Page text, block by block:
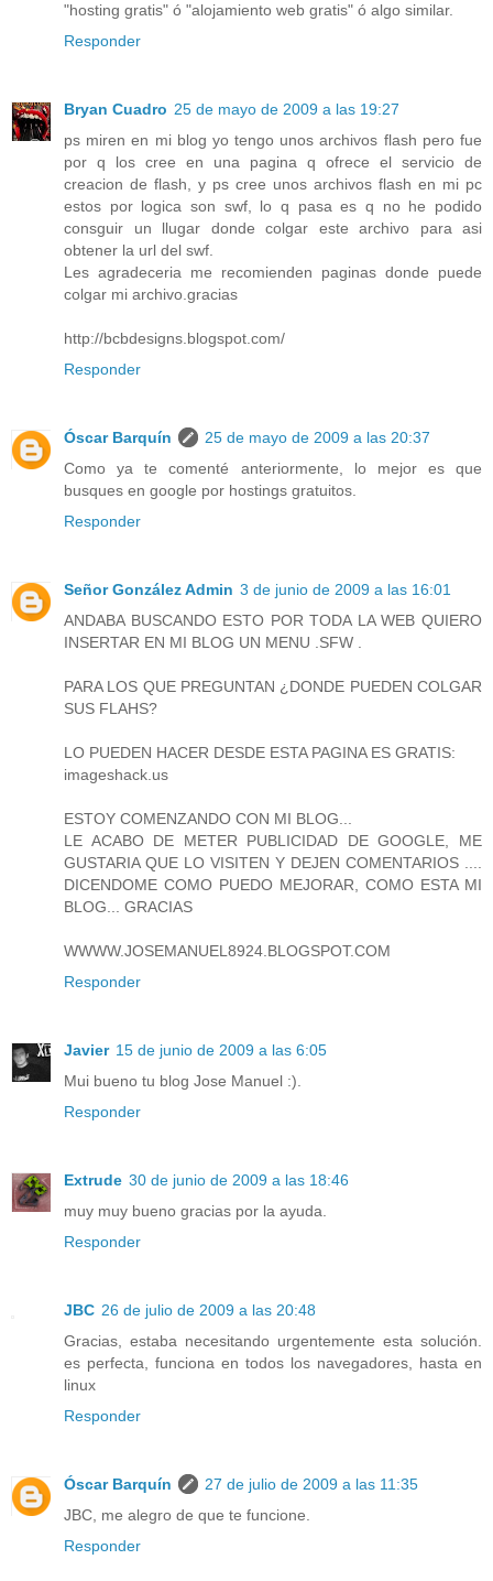
"hosting gratis" ó "alojamiento web gratis" ó algo similar.
Responder
Bryan Cuadro 25 de mayo de 2009 a las 19:27
ps miren en mi blog yo tengo unos archivos flash pero fue
por q los cree en una pagina q ofrece el servicio de
creacion de flash, y ps cree unos archivos flash en mi pc
estos por logica son swf, lo q pasa es q no he podido
consguir un llugar donde colgar este archivo para asi
obtener la url del swf.
Les agradeceria me recomienden paginas donde puede
colgar mi archivo.gracias
http://bcbdesigns.blogspot.com/
Responder
Óscar Barquín
25 de mayo de 2009 a las 20:37
Como ya te comenté anteriormente, lo mejor es que
busques en google por hostings gratuitos.
Responder
Señor González Admin 3 de junio de 2009 a las 16:01
ANDABA BUSCANDO ESTO POR TODA LA WEB QUIERO
INSERTAR EN MI BLOG UN MENU .SFW .
PARA LOS QUE PREGUNTAN ¿DONDE PUEDEN COLGAR
SUS FLAHS?
LO PUEDEN HACER DESDE ESTA PAGINA ES GRATIS:
imageshack.us
ESTOY COMENZANDO CON MI BLOG...
LE ACABO DE METER PUBLICIDAD DE GOOGLE, ME
GUSTARIA QUE LO VISITEN Y DEJEN COMENTARIOS ....
DICENDOME COMO PUEDO MEJORAR, COMO ESTA MI
BLOG... GRACIAS
WWWW.JOSEMANUEL8924.BLOGSPOT.COM
Responder
Javier 15 de junio de 2009 a las 6:05
Mui bueno tu blog Jose Manuel :).
Responder
Extrude 30 de junio de 2009 a las 18:46
muy muy bueno gracias por la ayuda.
Responder
JBC 26 de julio de 2009 a las 20:48
Gracias, estaba necesitando urgentemente esta solución.
es perfecta, funciona en todos los navegadores, hasta en
linux
Responder
Óscar Barquín
27 de julio de 2009 a las 11:35
JBC, me alegro de que te funcione.
Responder